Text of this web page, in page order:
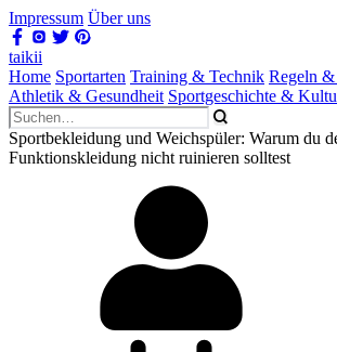
Impressum Über uns
taikii
Home Sportarten Training & Technik Regeln &
Athletik & Gesundheit Sportgeschichte &
Sportbekleidung und Weichspüler: Warum du
Funktionskleidung nicht ruinieren solltest